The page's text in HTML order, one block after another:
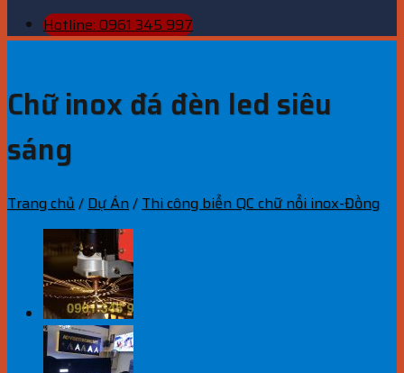
Hotline: 0961 345 997
Chữ inox đá đèn led siêu
sáng
Trang chủ / Dự Án/ Thi công biển QC chữ nổi inox-Đồng